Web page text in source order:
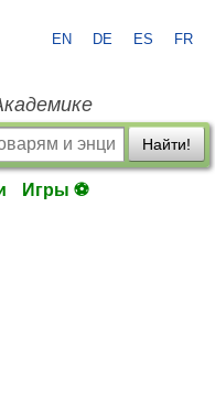
EN DE ES FR
Найти!
Игры ⚽